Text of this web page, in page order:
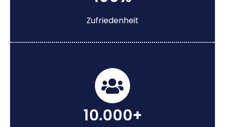
Zufriedenheit
10.000+